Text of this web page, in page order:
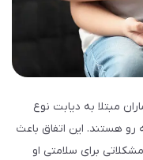
مبتلا به دیابت نوع
رو هستند. این اتفاق باعث
برای سلامتی او